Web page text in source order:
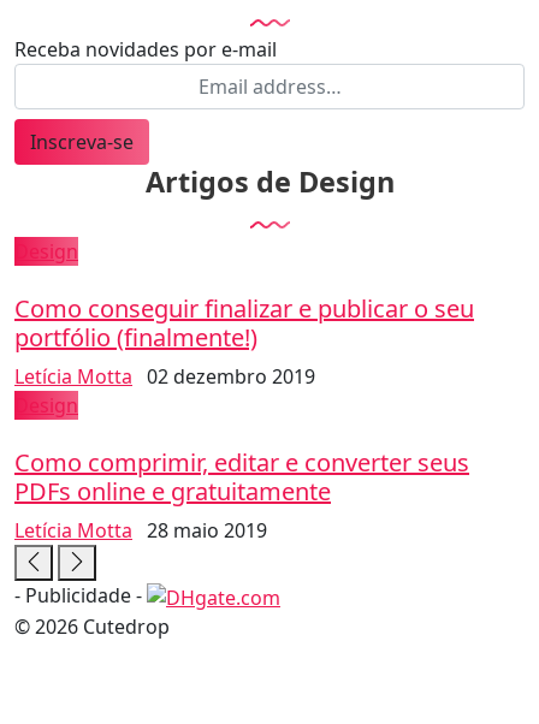
Receba novidades por e-mail
Inscreva-se
Artigos de Design
Design
Como conseguir finalizar e publicar o seu
portfólio (finalmente!)
Letícia Motta 02 dezembro 2019
Design
Como comprimir, editar e converter seus
PDFs online e gratuitamente
Letícia Motta 28 maio 2019
- Publicidade -
© 2026 Cutedrop